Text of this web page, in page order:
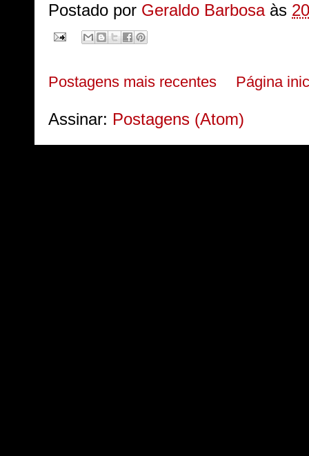
Postado por Geraldo Barbosa às
Postagens mais recentes Página
Assinar: Postagens (Atom)